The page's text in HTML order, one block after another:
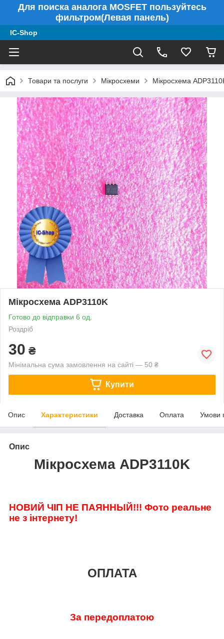
Для поиска аналога MOSFET пользуйтесь
фильтром(Левая панель)
IC-Shop
Товари та послуги Мікросхеми Мікросхема
Мікросхема ADP3110K
Готово до відправки 6 од.
Роздріб
30 ₴
Мінімальна сума замовлення на сайті — 50 ₴
Купити
Опис Характеристики Доставка Оплата Умови
Опис
Мікросхема ADP3110K
НОВИЙ ЧІП НЕ ПАЯННЫЙ!!! Фото реальне
не з інтернету!
ОПЛАТА
За передоплатою